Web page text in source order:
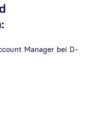
Manager bei D-